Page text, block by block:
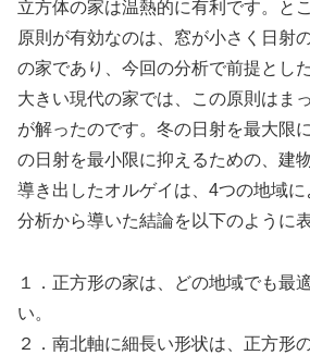
立方体の家は温熱的に有利です。と
原則が有効なのは、窓が小さく日射
の家であり、今回の分析で前提とし
大きい現代の家では、この原則はま
が解ったのです。冬の日射を最大限
の日射を最小限に抑えるための、建
導き出したオルゲイは、4つの地域
分析から導いた結論を以下のように
１．正方形の家は、どの地域でも最
い。
２．南北軸に細長い形状は、正方形